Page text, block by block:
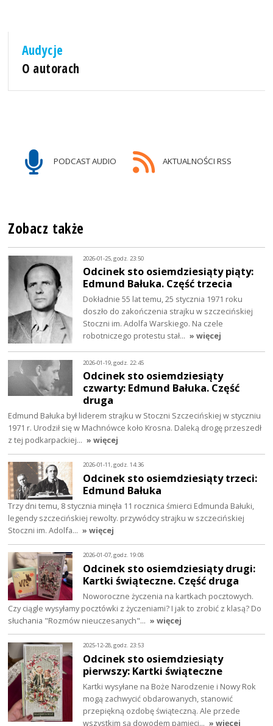
Audycje
O autorach
PODCAST AUDIO AKTUALNOŚCI RSS
Zobacz także
2026-01-25, godz. 23:50
Odcinek sto osiemdziesiąty piąty:
Edmund Bałuka. Część trzecia
Dokładnie 55 lat temu, 25 stycznia 1971 roku
doszło do zakończenia strajku w szczecińskiej
Stoczni im. Adolfa Warskiego. Na czele
robotniczego protestu stał… » więcej
2026-01-19, godz. 22:45
Odcinek sto osiemdziesiąty
czwarty: Edmund Bałuka. Część
druga
Edmund Bałuka był liderem strajku w Stoczni Szczecińskiej w styczniu
1971 r. Urodził się w Machnówce koło Krosna. Daleką drogę przeszedł
z tej podkarpackiej… » więcej
2026-01-11, godz. 14:36
Odcinek sto osiemdziesiąty trzeci:
Edmund Bałuka
Trzy dni temu, 8 stycznia minęła 11 rocznica śmierci Edmunda Bałuki,
legendy szczecińskiej rewolty. przywódcy strajku w szczecińskiej
Stoczni im. Adolfa… » więcej
2026-01-07, godz. 19:08
Odcinek sto osiemdziesiąty drugi:
Kartki świąteczne. Część druga
Noworoczne życzenia na kartkach pocztowych.
Czy ciągle wysyłamy pocztówki z życzeniami? I jak to zrobić z klasą? Do
słuchania "Rozmów nieuczesanych"… » więcej
2025-12-28, godz. 23:53
Odcinek sto osiemdziesiąty
pierwszy: Kartki świąteczne
Kartki wysyłane na Boże Narodzenie i Nowy Rok
mogą zachwycić obdarowanych, stanowić
przepiękną ozdobę świąteczną. Ale przede
wszystkim są dowodem pamięci… » więcej